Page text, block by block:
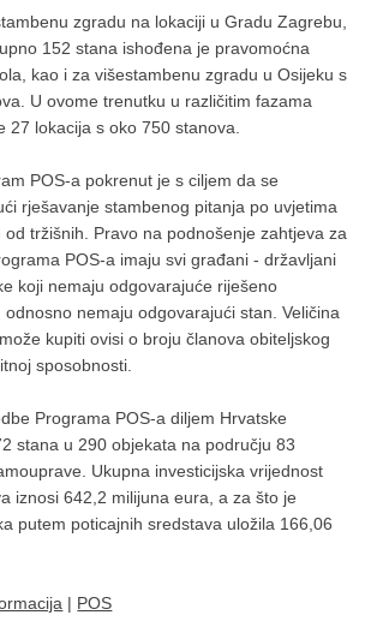
zgradu na lokaciji u Gradu Zagrebu,
152 stana ishođena je pravomoćna
kao i za višestambenu zgradu u Osijeku s
U ovome trenutku u različitim fazama
27 lokacija s oko 750 stanova.
POS-a pokrenut je s ciljem da se
rješavanje stambenog pitanja po uvjetima
od tržišnih. Pravo na podnošenje zahtjeva za
POS-a imaju svi građani - državljani
koji nemaju odgovarajuće riješeno
nemaju odgovarajući stan. Veličina
kupiti ovisi o broju članova obiteljskog
sposobnosti.
Programa POS-a diljem Hrvatske
stana u 290 objekata na području 83
Ukupna investicijska vrijednost
iznosi 642,2 milijuna eura, a za što je
putem poticajnih sredstava uložila 166,06
| POS